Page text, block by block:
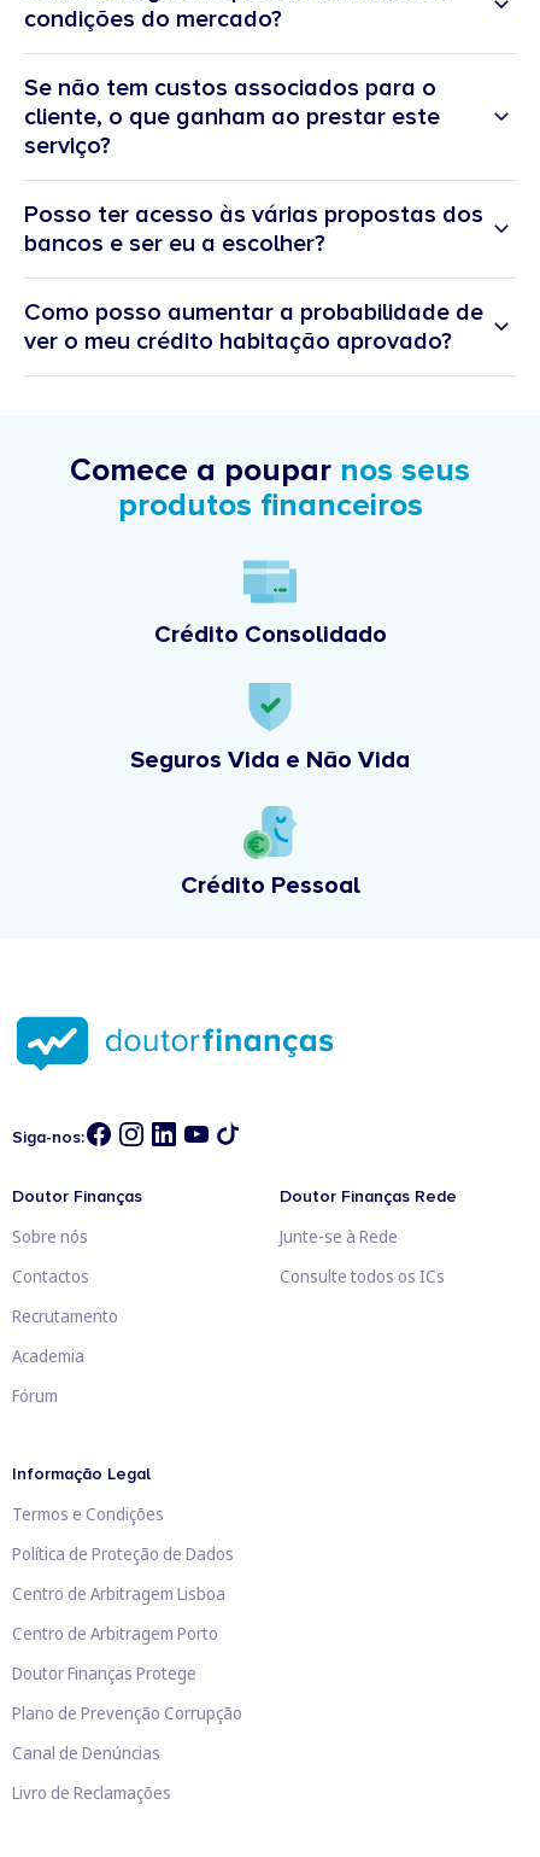
“A melhor experiência do cliente
ao serviço do bem-estar financeiro”.
condições do mercado?
Se não tem custos associados para o
cliente, o que ganham ao prestar este
serviço?
Posso ter acesso às várias propostas dos
bancos e ser eu a escolher?
Como posso aumentar a probabilidade de
ver o meu crédito habitação aprovado?
Comece a poupar nos seus
produtos financeiros
Crédito Consolidado
Seguros Vida e Não Vida
Crédito Pessoal
Siga-nos:
Doutor Finanças
Sobre nós
Contactos
Recrutamento
Academia
Fórum
Doutor Finanças Rede
Junte-se à Rede
Consulte todos os ICs
Informação Legal
Termos e Condições
Política de Proteção de Dados
Centro de Arbitragem Lisboa
Centro de Arbitragem Porto
Doutor Finanças Protege
Plano de Prevenção Corrupção
Canal de Denúncias
Livro de Reclamações